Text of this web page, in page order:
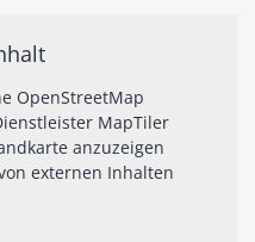
OpenStreetMap
MapTiler
anzuzeigen
externen Inhalten